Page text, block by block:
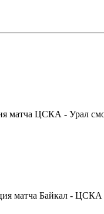
матча ЦСКА - Урал
матча Байкал - ЦСКА